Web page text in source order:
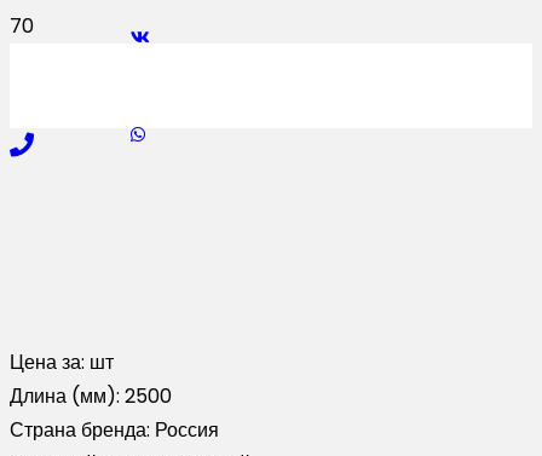
Цена за: шт
Длина (мм): 2500
Страна бренда: Россия